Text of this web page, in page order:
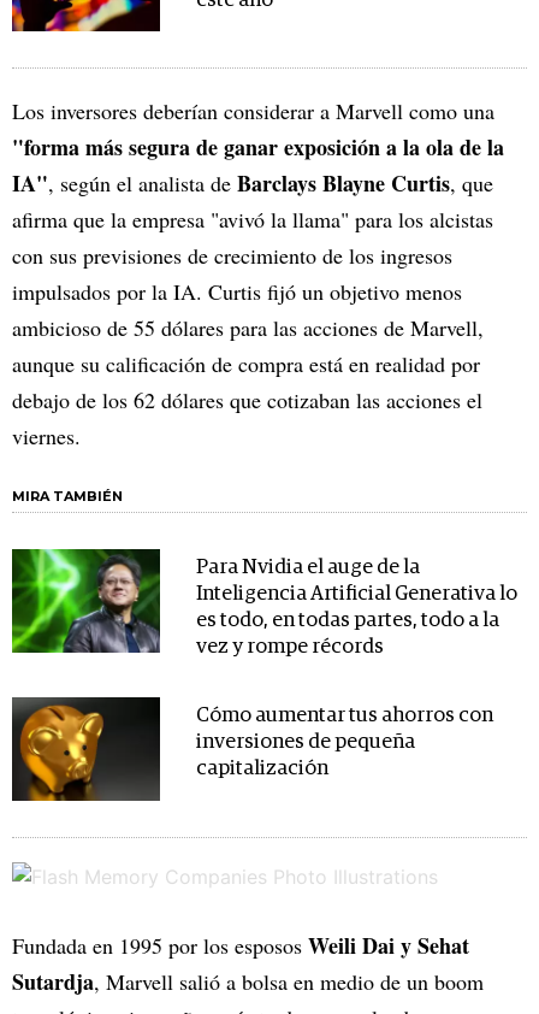
Los inversores deberían considerar a Marvell como una
"forma más segura de ganar exposición a la ola de la
IA", según el analista de Barclays Blayne Curtis, que
afirma que la empresa "avivó la llama" para los alcistas
con sus previsiones de crecimiento de los ingresos
impulsados por la IA. Curtis fijó un objetivo menos
ambicioso de 55 dólares para las acciones de Marvell,
aunque su calificación de compra está en realidad por
debajo de los 62 dólares que cotizaban las acciones el
viernes.
MIRA TAMBIÉN
Para Nvidia el auge de la
Inteligencia Artificial Generativa lo
es todo, en todas partes, todo a la
vez y rompe récords
Cómo aumentar tus ahorros con
inversiones de pequeña
capitalización
Fundada en 1995 por los esposos Weili Dai y Sehat
Sutardja, Marvell salió a bolsa en medio de un boom